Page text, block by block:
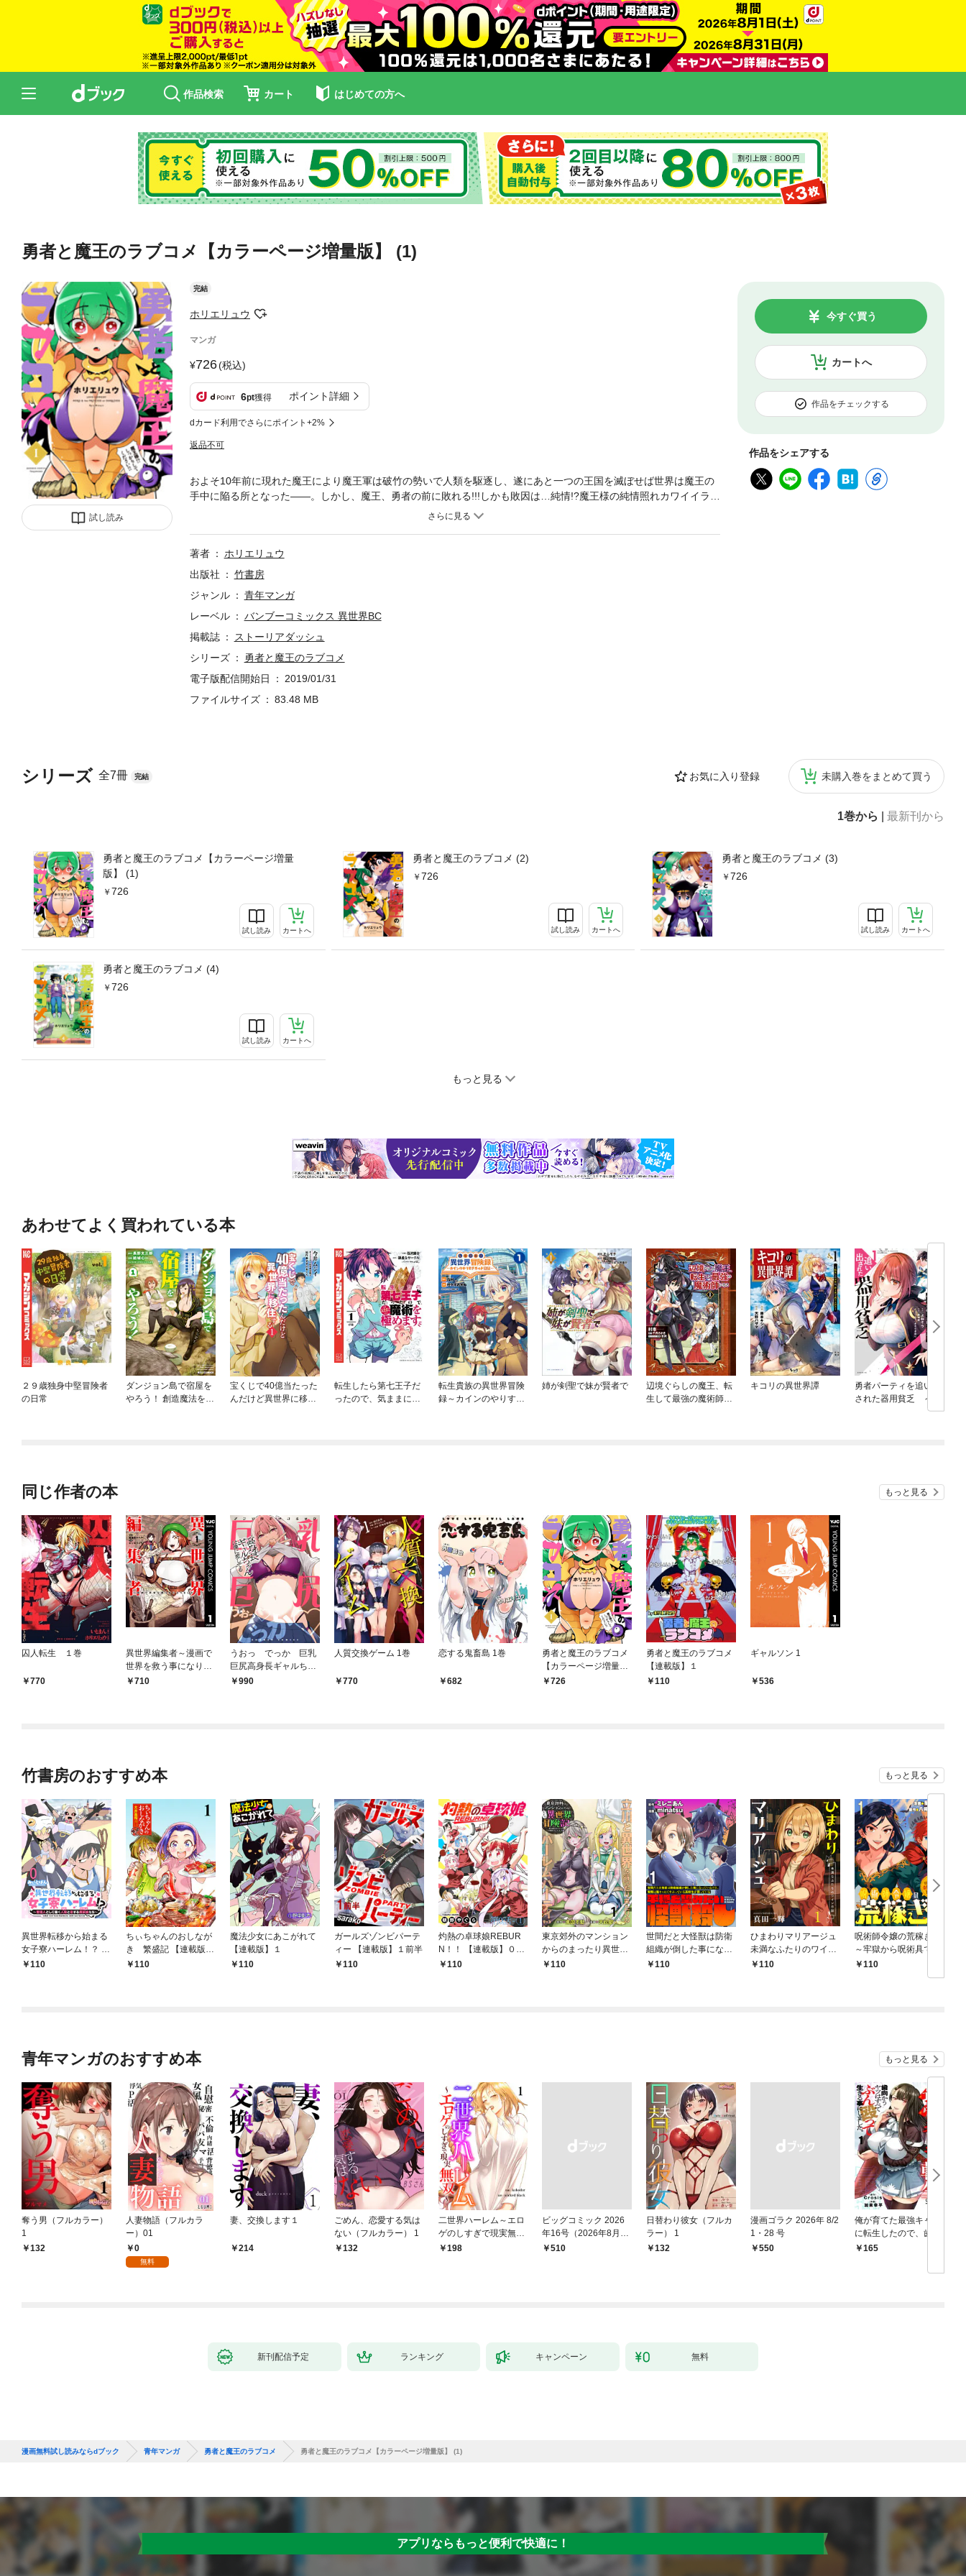
作品検索 カート はじめての方へ
勇者と魔王のラブコメ【カラーページ増量版】 (1)
試し読み
完結
ホリエリュウ
マンガ
726(税込)
6pt獲得 ポイント詳細
dカード利用でさらにポイント+2%
返品不可
カートへ
今すぐ買う
作品をチェックする
作品をシェアする
シリーズ 全7冊 完結 お気に入り登録 未購入巻をまとめて買う
1巻から 最新刊から
勇者と魔王のラブコメ【カラーページ増量
版】 (1)
726
試し読み カートへ
勇者と魔王のラブコメ (2)
726
試し読み カートへ
勇者と魔王のラブコメ (3)
726
試し読み カートへ
勇者と魔王のラブコメ (4)
726
試し読み カートへ
もっと見る
およそ10年前に現れた魔王により魔王軍は破竹の勢いで人類を駆逐し、遂にあと一つの王国を滅ぼせば世界は魔王の
手中に陥る所となった――。しかし、魔王、勇者の前に敗れる!!!しかも敗因は…純情!?魔王様の純情照れカワイイラブ
コメここに開幕！さらにSTORIA本誌で連載中の勇者が魔王城につくまでを描いたセルフスピンオフ「勇者と魔法使い
著者
ホリエリュウ
出版社
竹書房
ジャンル
青年マンガ
レーベル
バンブーコミックス 異世界BC
掲載誌
ストーリアダッシュ
シリーズ
勇者と魔王のラブコメ
電子版配信開始日
2019/01/31
ファイルサイズ
83.48 MB
あわせてよく買われている本
２９歳独身中堅冒険者
の日常
ダンジョン島で宿屋を
やろう！ 創造魔法を貰
宝くじで40億当たった
んだけど異世界に移住
転生したら第七王子だ
ったので、気ままに魔
転生貴族の異世界冒険
録～カインのやりすぎ
姉が剣聖で妹が賢者で
辺境ぐらしの魔王、転
生して最強の魔術師に
キコリの異世界譚
勇者パーティを追い出
された器用貧乏 ～パ
ーティ事情で付与術士
同じ作者の本 もっと見る
囚人転生 １巻
770
異世界編集者～漫画で
世界を救う事になりま
した～ 1
710
うおっ でっか 巨乳
巨尻高身長ギャルちゃ
んは僕に恋してる ア
990
人質交換ゲーム 1巻
770
恋する鬼畜島 1巻
682
勇者と魔王のラブコメ
【カラーページ増量
版】 (1)
726
勇者と魔王のラブコメ
【連載版】１
110
ギャルソン 1
536
竹書房のおすすめ本 もっと見る
異世界転移から始まる
女子寮ハーレム！？ ～
管理人として働く人間
110
ちぃちゃんのおしなが
き 繁盛記 【連載版】
１110
魔法少女にあこがれて
【連載版】１
110
ガールズゾンビパーテ
ィー 【連載版】１前半
110
灼熱の卓球娘REBUR
N！！ 【連載版】０－
①110
東京郊外のマンション
からのまったり異世界
冒険記 ～僕の部屋が
110
世間だと大怪獣は防衛
組織が倒した事になっ
ているけど、実際は陰
110
ひまわりマリアージュ
未満なふたりのワイン
日誌 【連載版】１
110
呪術師令嬢の荒稼ぎ！
～牢獄から呪術具で掴
み取る金貨ザクザク宮
廷生活～ 【連載版】１
110
青年マンガのおすすめ本 もっと見る
奪う男（フルカラー）
1
132
人妻物語（フルカラ
ー）01
0
無料
妻、交換します１
214
ごめん、恋愛する気は
ない（フルカラー） 1
132
二世界ハーレム～エロ
ゲのしすぎで現実無双
～１198
ビッグコミック 2026
年16号（2026年8月7
日発売）
￥510
日替わり彼女（フルカ
ラー） 1
132
漫画ゴラク 2026年 8/2
1・28 号
￥550
俺が育てた最強キャラ
に転生したので、歯向
かうヤツはすべてぶん
165
新刊配信予定 ランキング キャンペーン 無料
漫画無料試し読みならdブック 青年マンガ 勇者と魔王のラブコメ 勇者と魔王のラブコメ【カラーページ増量版】 (1)
アプリならもっと便利で快適に！